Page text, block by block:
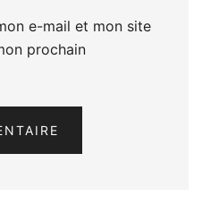
e-mail et mon site
prochain